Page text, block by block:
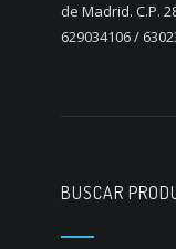
de Madrid. C.P.
629034106 /
BUSCAR